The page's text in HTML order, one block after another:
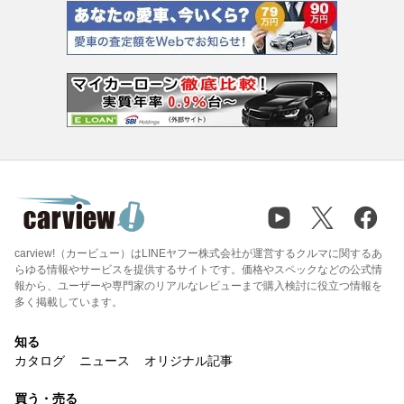
carview!（カービュー）はLINEヤフー株式会社が運営するクルマに関するあ
らゆる情報やサービスを提供するサイトです。価格やスペックなどの公式情
報から、ユーザーや専門家のリアルなレビューまで購入検討に役立つ情報を
多く掲載しています。
知る
カタログ
ニュース オリジナル記事
買う・売る